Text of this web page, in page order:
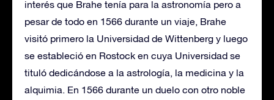
interés que Brahe tenía para la astronomía pero a
pesar de todo en 1566 durante un viaje, Brahe
visitó primero la Universidad de Wittenberg y luego
se estableció en Rostock en cuya Universidad se
tituló dedicándose a la astrología, la medicina y la
alquimia. En 1566 durante un duelo con otro noble